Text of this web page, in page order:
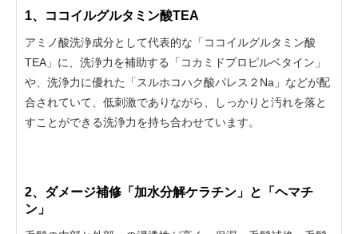
1、ココイルグルタミン酸TEA
アミノ酸洗浄成分として代表的な「ココイルグルタミン酸
TEA」に、洗浄力を補助する「コカミドプロピルベタイン」
や、洗浄力に優れた「スルホコハク酸パレス２Na」などが配
合されていて、低刺激でありながら、しっかりと汚れを落と
すことができる洗浄力を持ち合わせています。
2、ダメージ補修「加水分解ケラチン」と「ヘマチ
ン」